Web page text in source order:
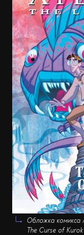
Обложка комикса
The Curse of